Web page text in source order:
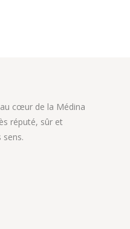
cœur de la Médina
réputé, sûr et
sens.